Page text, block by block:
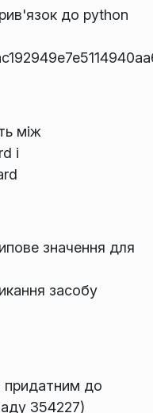
до python
між
і
значення для
засобу
придатним до
354227)